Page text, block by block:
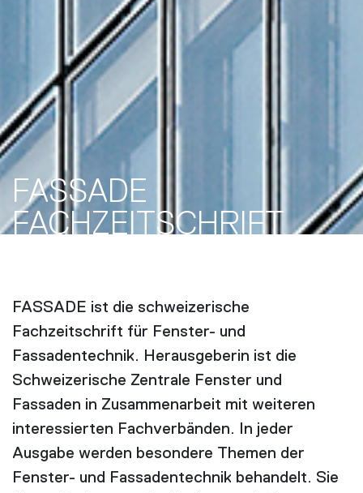
FASSADE
FACH­ZEITSCHRIFT
FASSADE ist die schweizerische
Fachzeitschrift für Fenster- und
Fassadentechnik. Herausgeberin ist die
Schweizerische Zentrale Fenster und
Fassaden in Zusammenarbeit mit weiteren
interessierten Fachverbänden. In jeder
Ausgabe werden besondere Themen der
Fenster- und Fassadentechnik behandelt. Sie